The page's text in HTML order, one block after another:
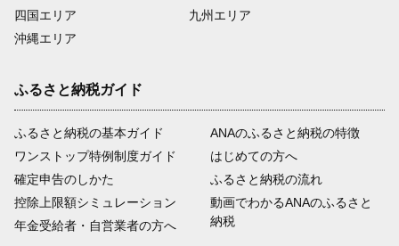
四国エリア
沖縄エリア
九州エリア
ふるさと納税ガイド
ふるさと納税の基本ガイド
ワンストップ特例制度ガイド
確定申告のしかた
控除上限額シミュレーション
年金受給者・自営業者の方へ
ANAのふるさと納税の特徴
はじめての方へ
ふるさと納税の流れ
動画でわかるANAのふるさと
納税